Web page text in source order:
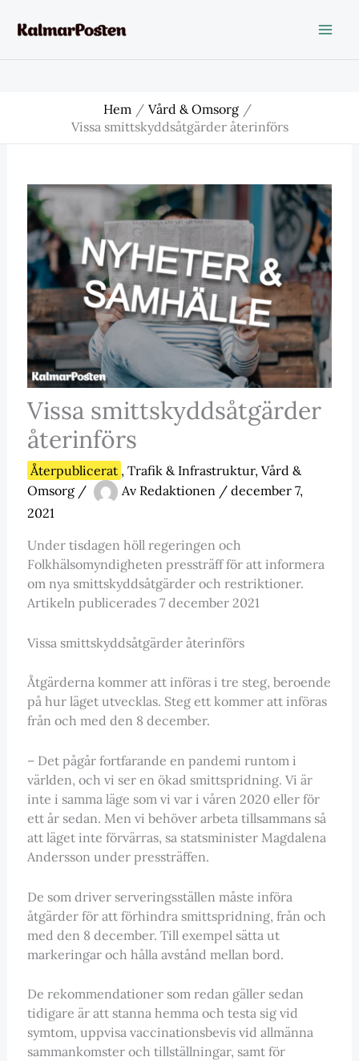
Hem
Vård & Omsorg
Vissa smittskyddsåtgärder återinförs
Vissa smittskyddsåtgärder
återinförs
Återpublicerat , Trafik & Infrastruktur, Vård &
Omsorg/ Av Redaktionen / december 7,
2021
Under tisdagen höll regeringen och
Folkhälsomyndigheten pressträff för att informera
om nya smittskyddsåtgärder och restriktioner.
Artikeln publicerades 7 december 2021
Vissa smittskyddsåtgärder återinförs
Åtgärderna kommer att införas i tre steg, beroende
på hur läget utvecklas. Steg ett kommer att införas
från och med den 8 december.
– Det pågår fortfarande en pandemi runtom i
världen, och vi ser en ökad smittspridning. Vi är
inte i samma läge som vi var i våren 2020 eller för
ett år sedan. Men vi behöver arbeta tillsammans så
att läget inte förvärras, sa statsminister Magdalena
Andersson under pressträffen.
De som driver serveringsställen måste införa
åtgärder för att förhindra smittspridning, från och
med den 8 december. Till exempel sätta ut
markeringar och hålla avstånd mellan bord.
De rekommendationer som redan gäller sedan
tidigare är att stanna hemma och testa sig vid
symtom, uppvisa vaccinationsbevis vid allmänna
sammankomster och tillställningar, samt för